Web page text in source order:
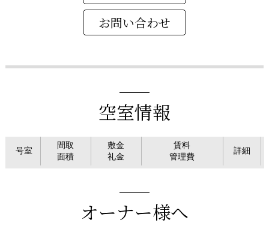
空室情報
号室
間取
面積
敷金
礼金
賃料
管理費
詳細
オーナー様へ